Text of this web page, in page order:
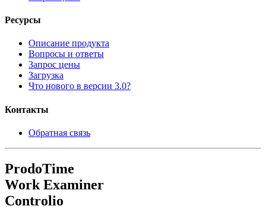
Ресурсы
Описание продукта
Вопросы и ответы
Запрос цены
Загрузка
Что нового в версии 3.0?
Контакты
Обратная связь
ProdoTime
Work Examiner
Controlio